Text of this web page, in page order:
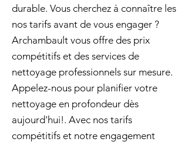
durable. Vous cherchez à connaître les
nos tarifs avant de vous engager ?
Archambault vous offre des prix
compétitifs et des services de
nettoyage professionnels sur mesure.
Appelez-nous pour planifier votre
nettoyage en profondeur dès
aujourd'hui!. Avec nos tarifs
compétitifs et notre engagement